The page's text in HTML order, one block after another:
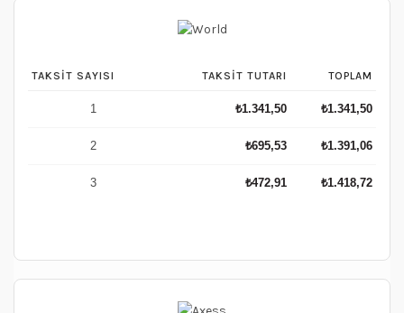
TAKSIT SAYISI TAKSIT TUTARI TOPLAM
1 ₺1.341,50 ₺1.341,50
2 ₺695,53 ₺1.391,06
3 ₺472,91 ₺1.418,72